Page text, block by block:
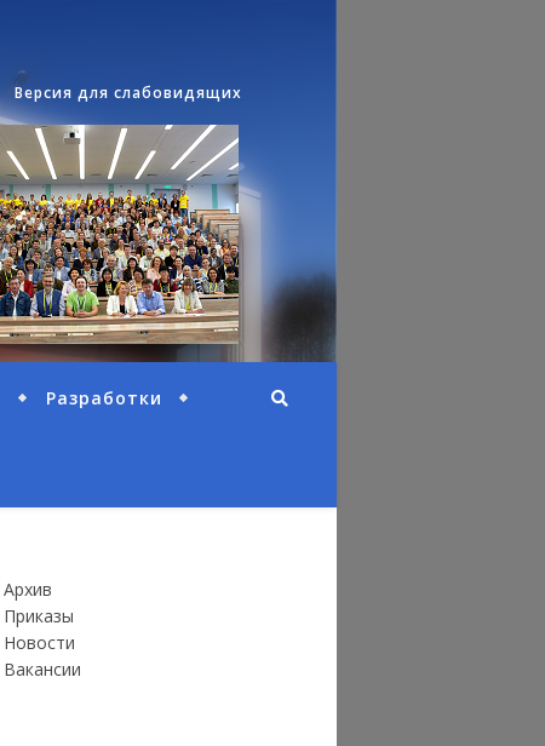
Версия для слабовидящих
Разработки
Архив
Приказы
Новости
Вакансии